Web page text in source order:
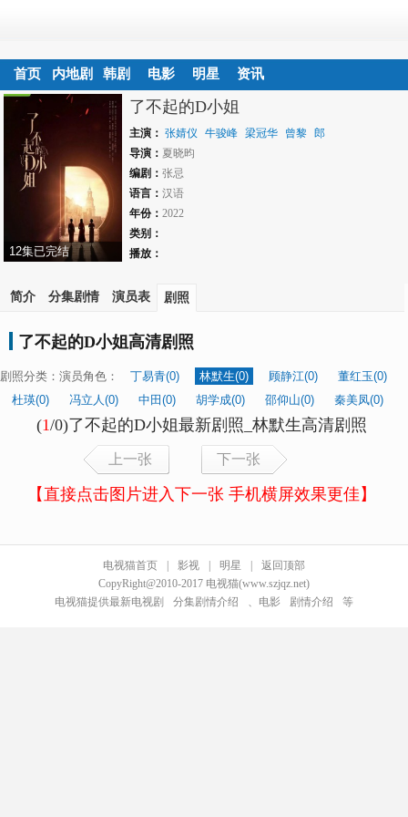
首页 内地剧 韩剧 电影 明星 资讯
12集已完结
了不起的D小姐
主演： 张婧仪 牛骏峰 梁冠华 曾黎 郎
月婷
郝平 矢野浩二
导演： 夏晓昀
编剧： 张忌
语言： 汉语
年份： 2022
类别：
播放：
简介 分集剧情 演员表 剧照
了不起的D小姐高清剧照
剧照分类： 演员角色： 丁易青(0) 林默生(0) 顾静江(0)
董红玉(0)
杜瑛(0)
冯立人(0) 中田(0) 胡学成(0) 邵仰山(0) 秦美凤(0)
(1/0)了不起的D小姐最新剧照_林默生高清剧照
上一张 下一张
【直接点击图片进入下一张 手机横屏效果更佳】
电视猫首页 影视 明星
返回顶部
CopyRight@2010-2017 电视猫(www.szjqz.net)
电视猫提供最新电视剧
分集剧情介绍 、电影 剧情介绍 等